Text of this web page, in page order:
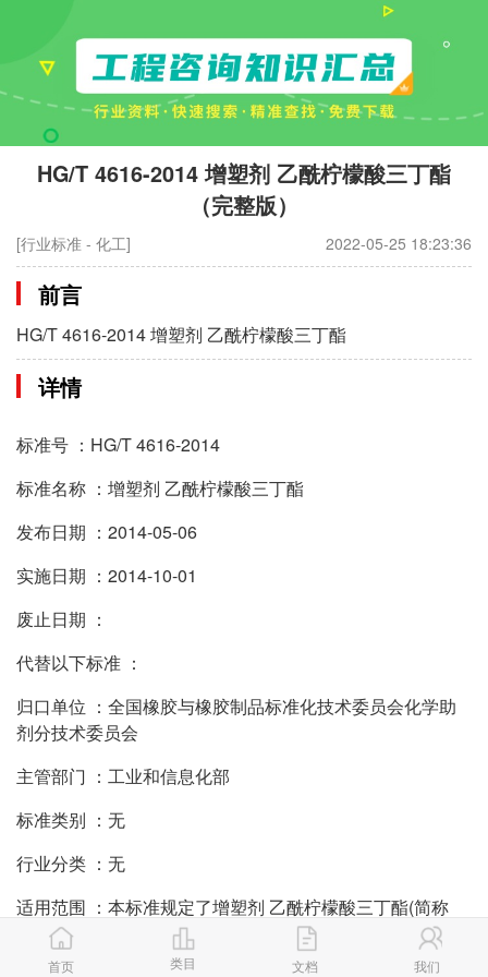
HG/T 4616-2014 增塑剂 乙酰柠檬酸三丁酯
（完整版）
[行业标准 - 化工] 2022-05-25 18:23:36
前言
HG/T 4616-2014 增塑剂 乙酰柠檬酸三丁酯
详情
标准号 ：HG/T 4616-2014
标准名称 ：增塑剂 乙酰柠檬酸三丁酯
发布日期 ：2014-05-06
实施日期 ：2014-10-01
废止日期 ：
代替以下标准 ：
归口单位 ：全国橡胶与橡胶制品标准化技术委员会化学助
剂分技术委员会
主管部门 ：工业和信息化部
标准类别 ：无
行业分类 ：无
适用范围 ：本标准规定了增塑剂 乙酰柠檬酸三丁酯(简称
ATBC)的要求、试验方法、检验规则、标志、包装、运输和
贮存。本标准适用于以柠檬酸和正丁醇经酯化，用乙酸酐乙
首页 类目 文档 我们